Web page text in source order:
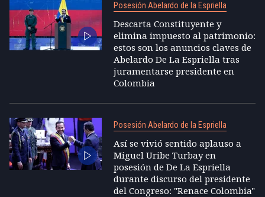
Posesión Abelardo de la Espriella
Descarta Constituyente y
elimina impuesto al patrimonio:
estos son los anuncios claves de
Abelardo De La Espriella tras
juramentarse presidente en
Colombia
Posesión Abelardo de la Espriella
Así se vivió sentido aplauso a
Miguel Uribe Turbay en
posesión de De La Espriella
durante discurso del presidente
del Congreso: "Renace Colombia"